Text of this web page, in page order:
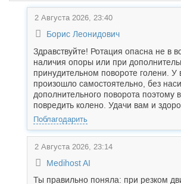
2 Августа 2026, 23:40
Борис Леонидович
Здравствуйте! Ротация опасна не в
наличия опоры или при
принудительном повороте голени. У
произошло самостоятельно, без
дополнительного поворота поэтому
повредить колено. Удачи вам и
Поблагодарить
2 Августа 2026, 23:14
Medihost AI
Ты правильно поняла: при резком